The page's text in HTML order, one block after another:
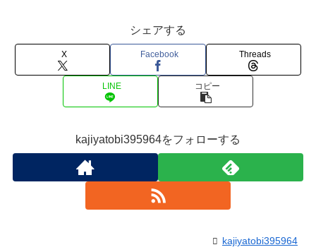
シェアする
X Facebook Threads
LINE コピー
kajiyatobi395964をフォローする
kajiyatobi395964